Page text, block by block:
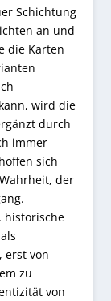
Schichtung
an und
die Karten
wird die
durch
immer
sich
der
historische
erst von
zu
von